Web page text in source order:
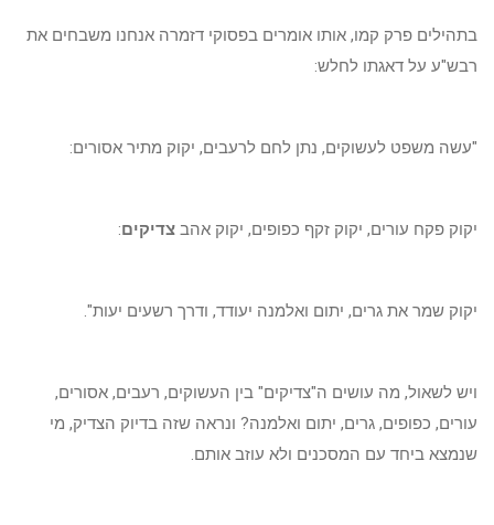
בתהילים פרק קמו, אותו אומרים בפסוקי דזמרה אנחנו משבחים את
רבש"ע על דאגתו לחלש:
"עשה משפט לעשוקים, נתן לחם לרעבים, יקוק מתיר אסורים:
יקוק פקח עורים, יקוק זקף כפופים, יקוק אהב צדיקים:
יקוק שמר את גרים, יתום ואלמנה יעודד, ודרך רשעים יעות".
ויש לשאול, מה עושים ה"צדיקים" בין העשוקים, רעבים, אסורים,
עורים, כפופים, גרים, יתום ואלמנה? ונראה שזה בדיוק הצדיק, מי
שנמצא ביחד עם המסכנים ולא עוזב אותם.